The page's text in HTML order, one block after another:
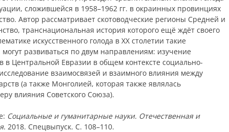
сложившейся в 1958–1962 гг. в окраинных провинциях
Автор рассматривает скотоводческие регионы Средней и
транснациональная история которого ещё ждёт своего
искусственного голода в XX столетии такие
развиваться по двум направлениям: изучение
в Центральной Евразии в общем контексте социально-
взаимосвязей и взаимного влияния между
(а также Монголией, которая также являлась
влияния Советского Союза).
Социальные и гуманитарные науки. Отечественная и
. 2018. Спецвыпуск. С. 108–110.